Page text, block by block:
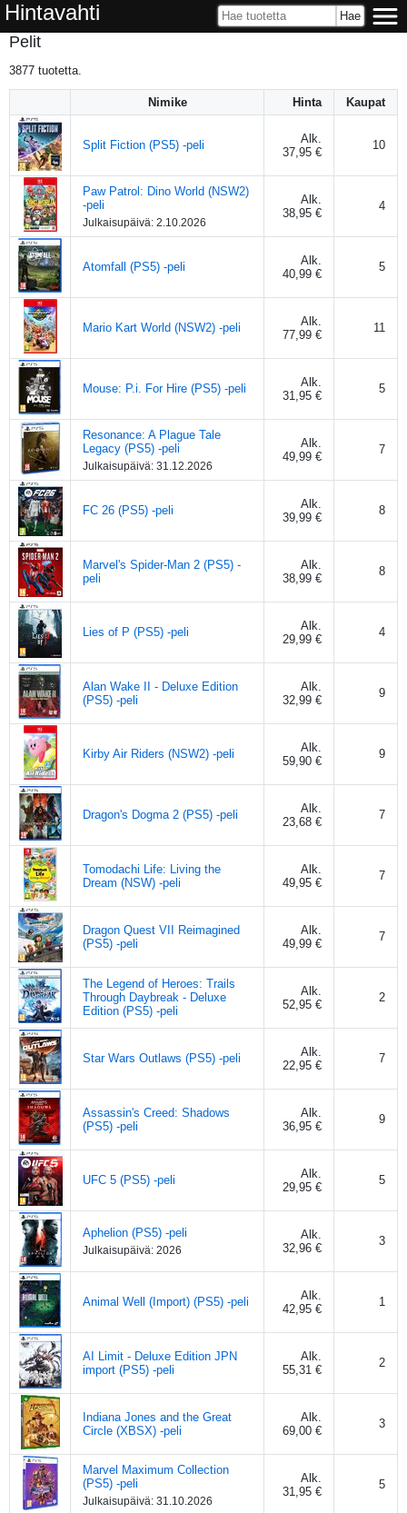
Hintavahti
Pelit
3877 tuotetta.
Nimike Hinta Kaupat
Split Fiction (PS5) -peli
Alk.
37,95 €
10
Paw Patrol: Dino World (NSW2)
-peli
Julkaisupäivä: 2.10.2026
Alk.
38,95 €
4
Atomfall (PS5) -peli
Alk.
40,99 €
5
Mario Kart World (NSW2) -peli
Alk.
77,99 €
11
Mouse: P.i. For Hire (PS5) -peli
Alk.
31,95 €
5
Resonance: A Plague Tale
Legacy (PS5) -peli
Julkaisupäivä: 31.12.2026
Alk.
49,99 €
7
FC 26 (PS5) -peli
Alk.
39,99 €
8
Marvel's Spider-Man 2 (PS5) -
peli
Alk.
38,99 €
8
Lies of P (PS5) -peli
Alk.
29,99 €
4
Alan Wake II - Deluxe Edition
(PS5) -peli
Alk.
32,99 €
9
Kirby Air Riders (NSW2) -peli
Alk.
59,90 €
9
Dragon's Dogma 2 (PS5) -peli
Alk.
23,68 €
7
Tomodachi Life: Living the
Dream (NSW) -peli
Alk.
49,95 €
7
Dragon Quest VII Reimagined
(PS5) -peli
Alk.
49,99 €
7
The Legend of Heroes: Trails
Through Daybreak - Deluxe
Edition (PS5) -peli
Alk.
52,95 €
2
Star Wars Outlaws (PS5) -peli
Alk.
22,95 €
7
Assassin's Creed: Shadows
(PS5) -peli
Alk.
36,95 €
9
UFC 5 (PS5) -peli
Alk.
29,95 €
5
Aphelion (PS5) -peli
Julkaisupäivä: 2026
Alk.
32,96 €
3
Animal Well (Import) (PS5) -peli
Alk.
42,95 €
1
AI Limit - Deluxe Edition JPN
import (PS5) -peli
Alk.
55,31 €
2
Indiana Jones and the Great
Circle (XBSX) -peli
Alk.
69,00 €
3
Marvel Maximum Collection
(PS5) -peli
Julkaisupäivä: 31.10.2026
Alk.
31,95 €
5